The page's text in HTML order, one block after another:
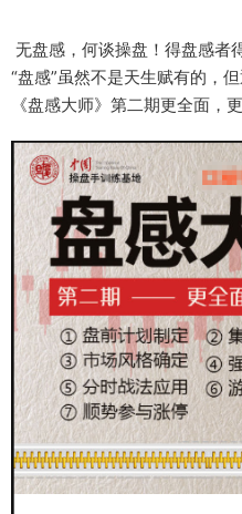
无盘感，何谈操盘！得盘感者
“盘感”虽然不是天生赋有的，
《盘感大师》第二期更全面，